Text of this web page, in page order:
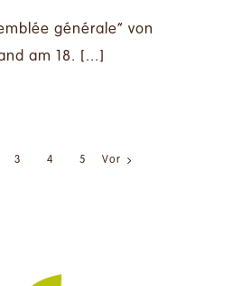
générale“ von
am 18. [...]
3 4 5 Vor